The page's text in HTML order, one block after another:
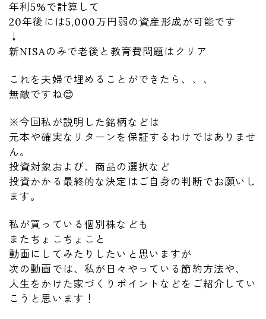
年利5%で計算して
20年後には5,000万円弱の資産形成が可能です
↓
新NISAのみで老後と教育費問題はクリア
これを夫婦で埋めることができたら、、、
無敵ですね😊
※今回私が説明した銘柄などは
元本や確実なリターンを保証するわけではありませ
ん。
投資対象および、商品の選択など
投資かかる最終的な決定はご自身の判断でお願いし
ます。
私が買っている個別株なども
またちょこちょこと
動画にしてみたりしたいと思いますが
次の動画では、私が日々やっている節約方法や、
人生をかけた家づくりポイントなどをご紹介してい
こうと思います！